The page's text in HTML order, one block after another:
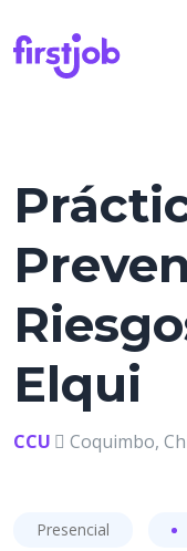
Elqui
CCU Coquimbo,
Presencial